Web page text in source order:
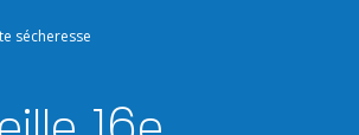
sécheresse